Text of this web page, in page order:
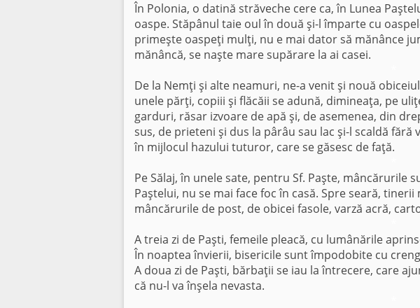
În Polonia, o datină străveche cere ca, în Lunea
oaspe. Stăpânul taie oul în două şi-l împarte cu
primeşte oaspeţi mulţi, nu e mai dator să mănânce
mănâncă, se naşte mare supărare la ai casei.
De la Nemţi şi alte neamuri, ne-a venit şi nouă
unele părţi, copiii şi flăcăii se adună, dimineaţa, pe
garduri, răsar izvoare de apă şi, de asemenea, din
sus, de prieteni şi dus la pârâu sau lac şi-l scaldă
în mijlocul hazului tuturor, care se găsesc de faţă.
Pe Sălaj, în unele sate, pentru Sf. Paşte, mâncărurile
Paştelui, nu se mai face foc în casă. Spre seară,
mâncărurile de post, de obicei fasole, varză acră,
A treia zi de Paşti, femeile pleacă, cu lumânările
În noaptea învierii, bisericile sunt împodobite cu
A doua zi de Paşti, bărbaţii se iau la întrecere, care
că nu-l va înşela nevasta.